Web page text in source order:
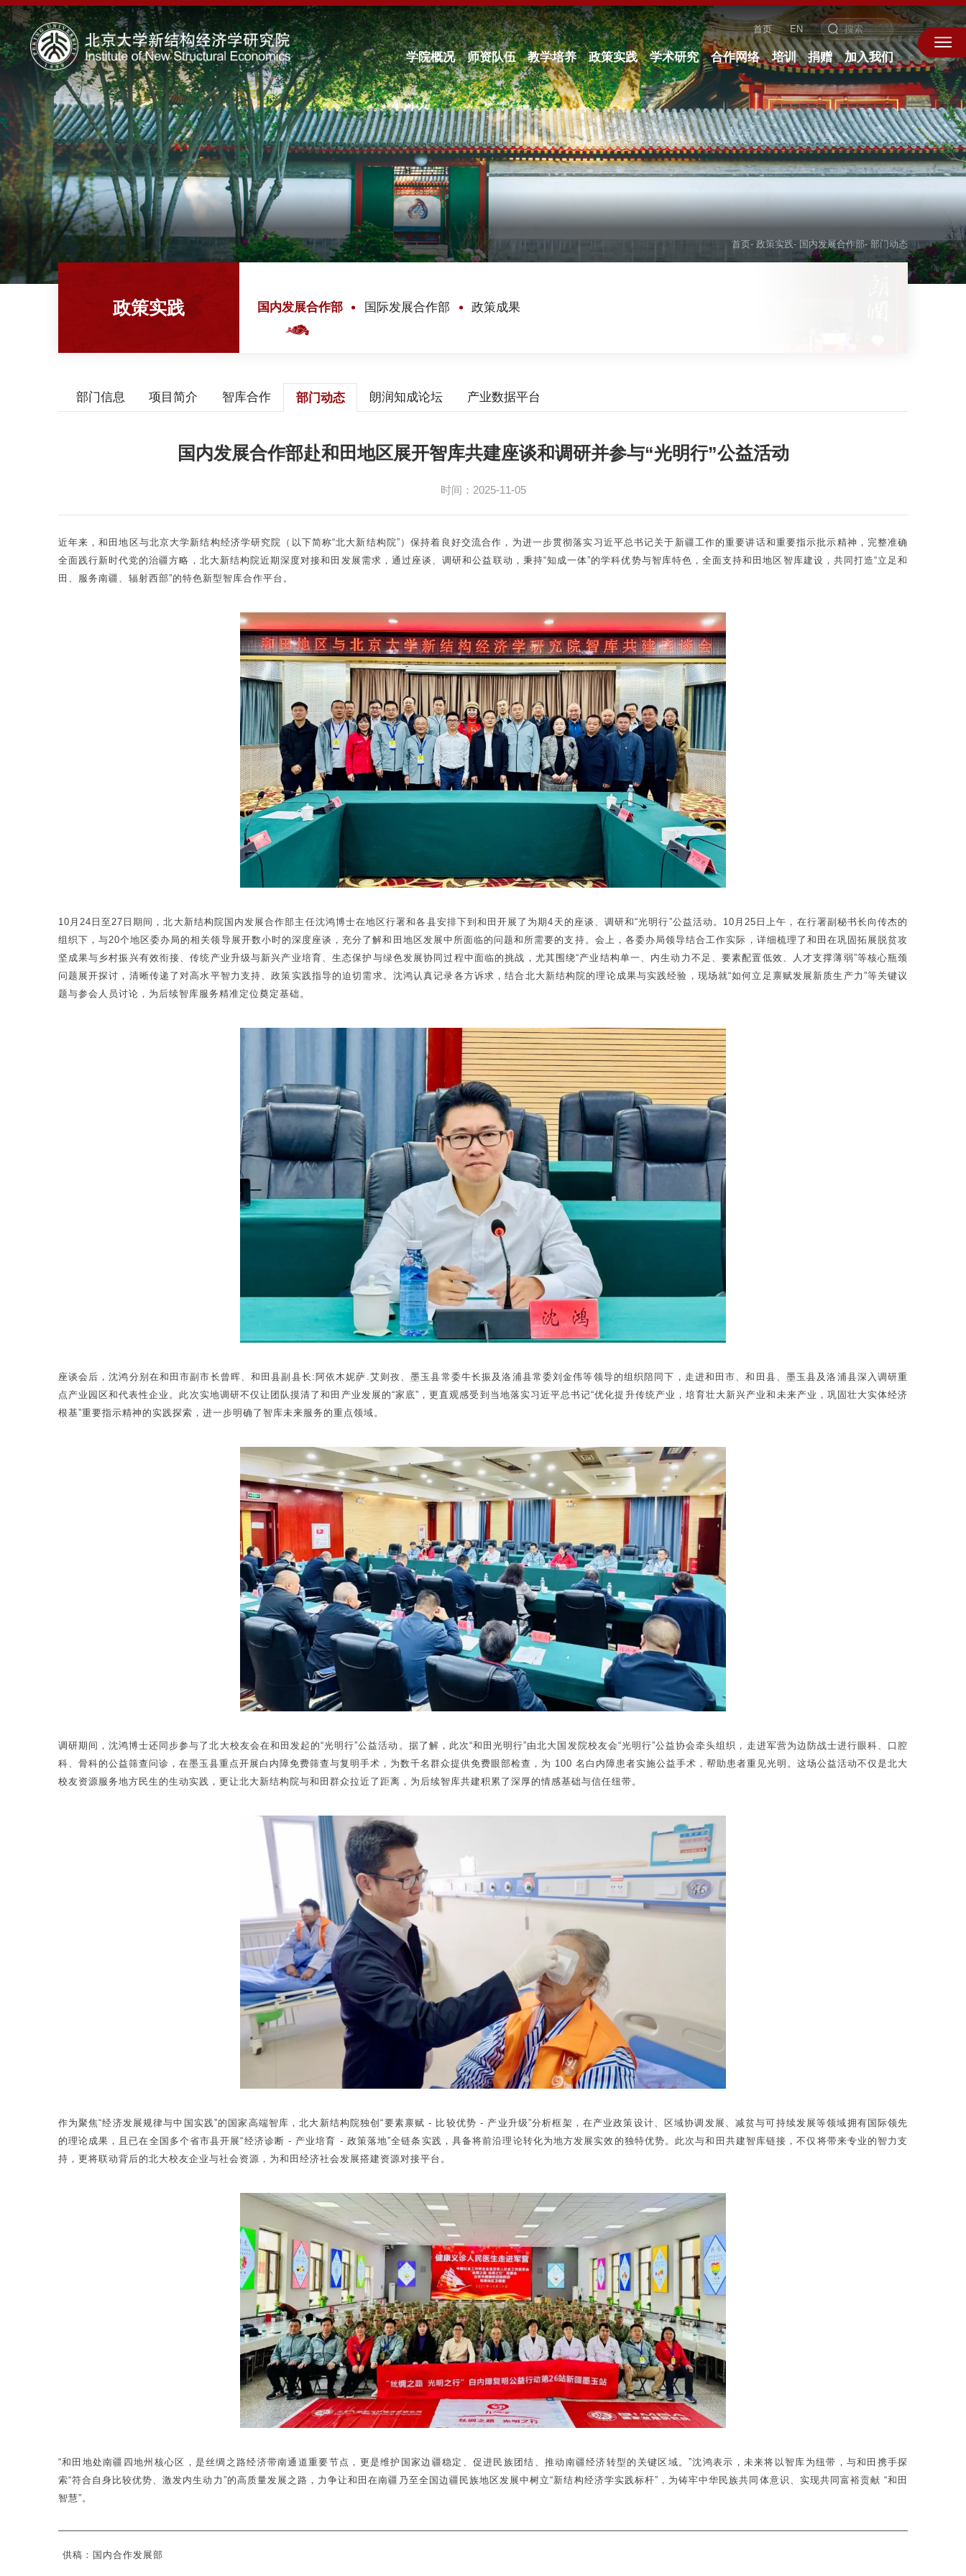
首页 EN
学院概况 师资队伍 教学培养 政策实践 学术研究 合作网络 培训 捐赠 加入我们
首页- 政策实践- 国内发展合作部- 部门动态
政策实践 国内发展合作部 国际发展合作部 政策成果
部门信息 项目简介 智库合作 部门动态 朗润知成论坛 产业数据平台
国内发展合作部赴和田地区展开智库共建座谈和调研并参与“光明行”公益活动
时间：2025-11-05
近年来，和田地区与北京大学新结构经济学研究院（以下简称“北大新结构院”）保持着良好交流合作，为进一步贯彻落实习近平总书记关于新疆工作的重要讲话和重要指示批示精神，完整准确
全面践行新时代党的治疆方略，北大新结构院近期深度对接和田发展需求，通过座谈、调研和公益联动，秉持“知成一体”的学科优势与智库特色，全面支持和田地区智库建设，共同打造“立足和
田、服务南疆、辐射西部”的特色新型智库合作平台。
10月24日至27日期间，北大新结构院国内发展合作部主任沈鸿博士在地区行署和各县安排下到和田开展了为期4天的座谈、调研和“光明行”公益活动。10月25日上午，在行署副秘书长向传杰的
组织下，与20个地区委办局的相关领导展开数小时的深度座谈，充分了解和田地区发展中所面临的问题和所需要的支持。会上，各委办局领导结合工作实际，详细梳理了和田在巩固拓展脱贫攻
坚成果与乡村振兴有效衔接、传统产业升级与新兴产业培育、生态保护与绿色发展协同过程中面临的挑战，尤其围绕“产业结构单一、内生动力不足、要素配置低效、人才支撑薄弱”等核心瓶颈
问题展开探讨，清晰传递了对高水平智力支持、政策实践指导的迫切需求。沈鸿认真记录各方诉求，结合北大新结构院的理论成果与实践经验，现场就“如何立足禀赋发展新质生产力”等关键议
题与参会人员讨论，为后续智库服务精准定位奠定基础。
座谈会后，沈鸿分别在和田市副市长曾晖、和田县副县长:阿依木妮萨.艾则孜、墨玉县常委牛长振及洛浦县常委刘金伟等领导的组织陪同下，走进和田市、和田县、墨玉县及洛浦县深入调研重
点产业园区和代表性企业。此次实地调研不仅让团队摸清了和田产业发展的“家底”，更直观感受到当地落实习近平总书记“优化提升传统产业，培育壮大新兴产业和未来产业，巩固壮大实体经济
根基”重要指示精神的实践探索，进一步明确了智库未来服务的重点领域。
调研期间，沈鸿博士还同步参与了北大校友会在和田发起的“光明行”公益活动。据了解，此次“和田光明行”由北大国发院校友会“光明行”公益协会牵头组织，走进军营为边防战士进行眼科、口腔
科、骨科的公益筛查问诊，在墨玉县重点开展白内障免费筛查与复明手术，为数千名群众提供免费眼部检查，为 100 名白内障患者实施公益手术，帮助患者重见光明。这场公益活动不仅是北大
校友资源服务地方民生的生动实践，更让北大新结构院与和田群众拉近了距离，为后续智库共建积累了深厚的情感基础与信任纽带。
作为聚焦“经济发展规律与中国实践”的国家高端智库，北大新结构院独创“要素禀赋 - 比较优势 - 产业升级”分析框架，在产业政策设计、区域协调发展、减贫与可持续发展等领域拥有国际领先
的理论成果，且已在全国多个省市县开展“经济诊断 - 产业培育 - 政策落地”全链条实践，具备将前沿理论转化为地方发展实效的独特优势。此次与和田共建智库链接，不仅将带来专业的智力支
持，更将联动背后的北大校友企业与社会资源，为和田经济社会发展搭建资源对接平台。
“和田地处南疆四地州核心区，是丝绸之路经济带南通道重要节点，更是维护国家边疆稳定、促进民族团结、推动南疆经济转型的关键区域。”沈鸿表示，未来将以智库为纽带，与和田携手探
索“符合自身比较优势、激发内生动力”的高质量发展之路，力争让和田在南疆乃至全国边疆民族地区发展中树立“新结构经济学实践标杆”，为铸牢中华民族共同体意识、实现共同富裕贡献 “和田
智慧”。
供稿：国内合作发展部